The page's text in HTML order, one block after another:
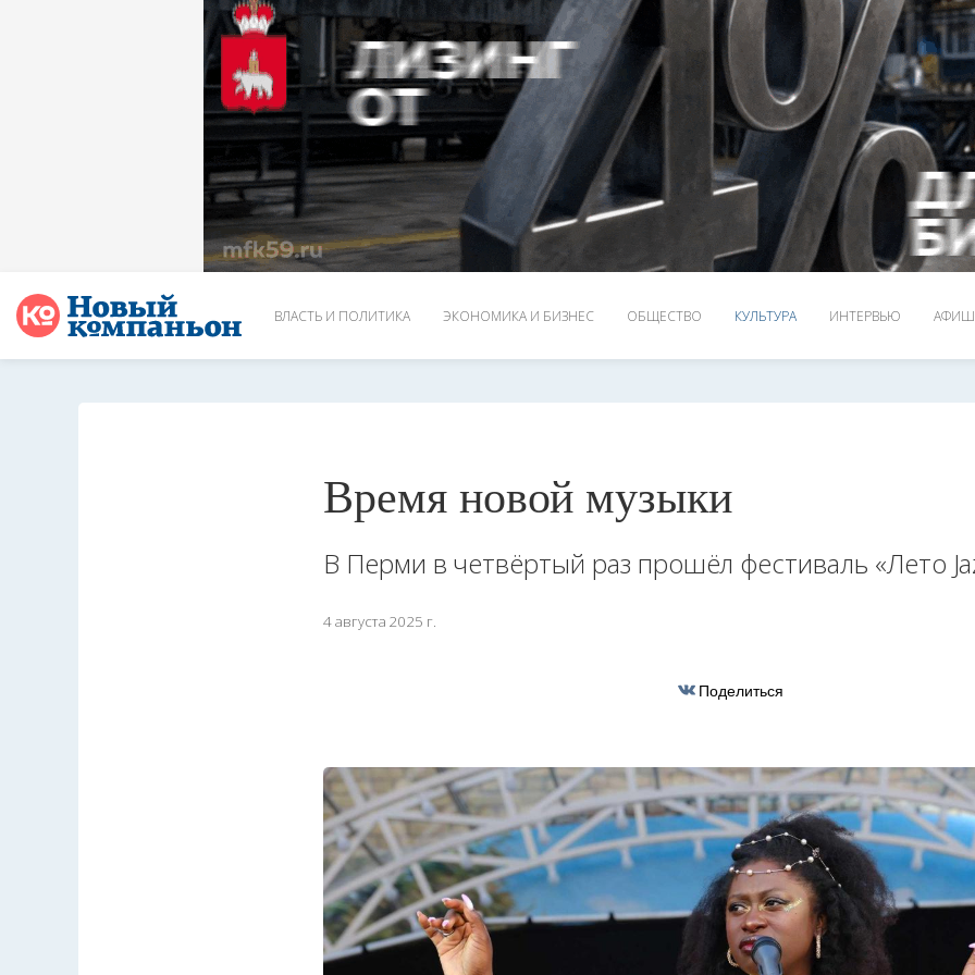
ВЛАСТЬ И ПОЛИТИКА ЭКОНОМИКА И БИЗНЕС ОБЩЕСТВО КУЛЬТУРА ИНТЕРВЬЮ
Время новой музыки
В Перми в четвёртый раз прошёл фестиваль «Лето
4 августа 2025 г.
Поделиться